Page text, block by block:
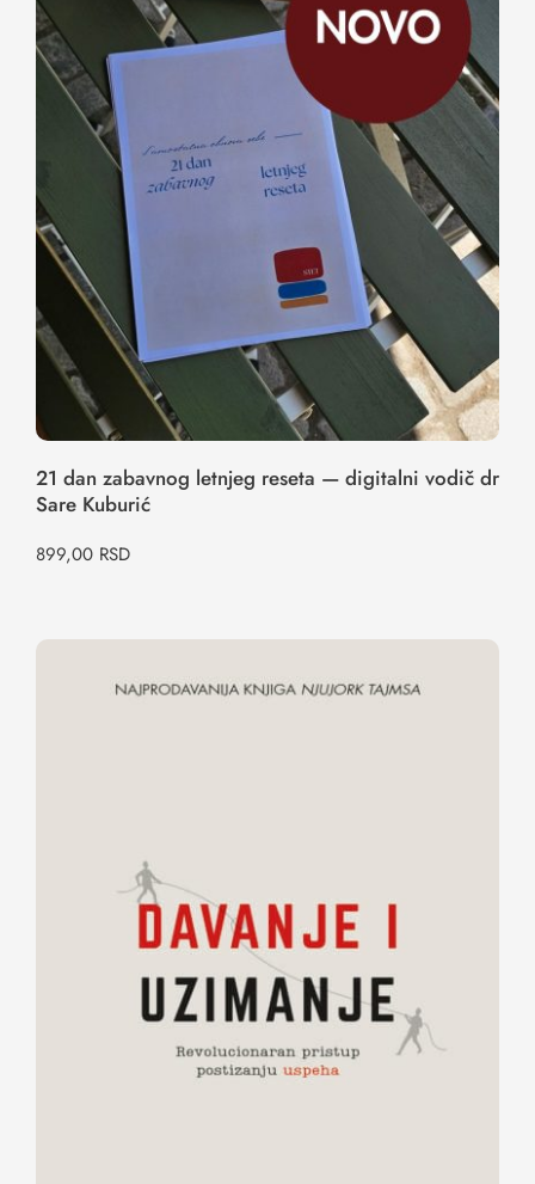
21 dan zabavnog letnjeg reseta —
digitalni vodič dr Sare Kuburić
21 dan zabavnog letnjeg reseta — digitalni vodič dr
Sare Kuburić
899,00 RSD
Davanje i uzimanje